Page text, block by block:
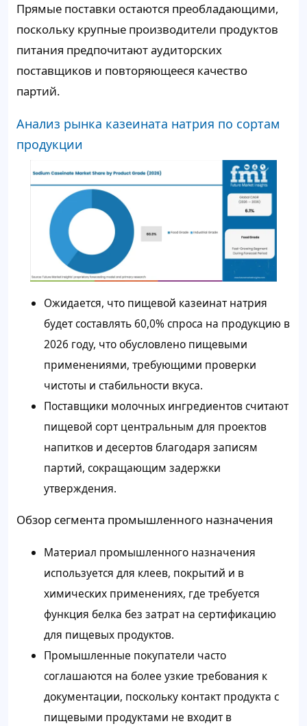
Прямые поставки остаются преобладающими,
поскольку крупные производители продуктов
питания предпочитают аудиторских
поставщиков и повторяющееся качество
партий.
Анализ рынка казеината натрия по сортам
продукции
Ожидается, что пищевой казеинат натрия
будет составлять 60,0% спроса на продукцию в
2026 году, что обусловлено пищевыми
применениями, требующими проверки
чистоты и стабильности вкуса.
Поставщики молочных ингредиентов считают
пищевой сорт центральным для проектов
напитков и десертов благодаря записям
партий, сокращающим задержки
утверждения.
Обзор сегмента промышленного назначения
Материал промышленного назначения
используется для клеев, покрытий и в
химических применениях, где требуется
функция белка без затрат на сертификацию
для пищевых продуктов.
Промышленные покупатели часто
соглашаются на более узкие требования к
документации, поскольку контакт продукта с
пищевыми продуктами не входит в